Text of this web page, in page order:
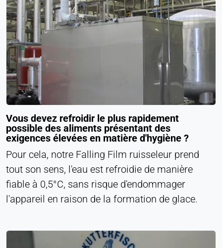
Vous devez refroidir le plus rapidement
possible des aliments présentant des
exigences élevées en matière d'hygiène ?
Pour cela, notre Falling Film ruisseleur prend
tout son sens, l'eau est refroidie de manière
fiable à 0,5°C, sans risque d'endommager
l'appareil en raison de la formation de glace.